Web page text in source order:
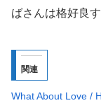
ばさんは格好良す
関連
What About Love /